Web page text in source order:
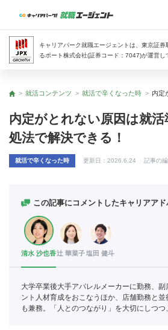
キャリアパーク就職エージェントは、東京証
るポート株式会社(証券コード：7047)が運営し
トップ
就活コンテンツ 就活で辛くなった時
内定がとれない原因は就
処法で解決できる！
就活で辛くなった時 更新日： 2026.6.24 記事の
この記事にコメントしたキャリアア
清水 沙也香辻 華菜子塩田 健斗
大学卒業後大手アパレルメーカーに勤務、
ント人材育成をおこなうほか、店舗勤務と
も兼務。「人とのつながり」を大切にしつ